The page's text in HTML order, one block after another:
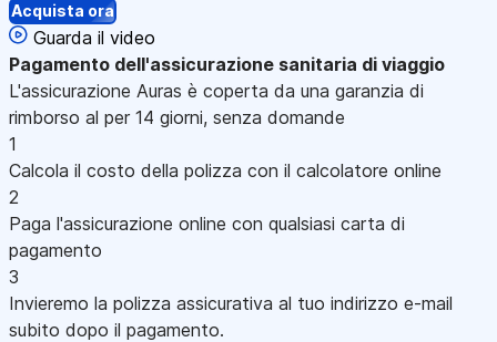
Acquista ora
Guarda il video
Pagamento dell'assicurazione sanitaria di viaggio
L'assicurazione Auras è coperta da una garanzia di
rimborso al per 14 giorni, senza domande
1
Calcola il costo della polizza con il calcolatore online
2
Paga l'assicurazione online con qualsiasi carta di
pagamento
3
Invieremo la polizza assicurativa al tuo indirizzo e-mail
subito dopo il pagamento.